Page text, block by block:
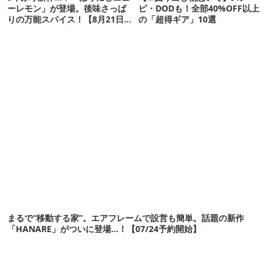
ーレモン」が登場。後味さっぱ
りの万能スパイス！【8月21日発
ピ・DODも！全部40%OFF以上
の「超得ギア」10選
まるで“移動する家”。エアフレームで設営も簡単。話題の新作
「HANARE」がついに登場…！【07/24予約開始】